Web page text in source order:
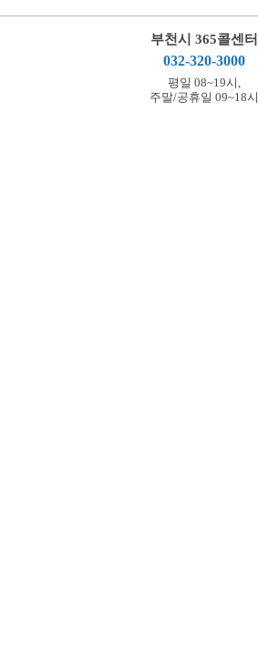
부천시 365콜센터
032-320-3000
평일 08~19시,
주말/공휴일 09~18시